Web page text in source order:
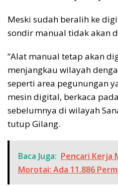
Meski sudah beralih ke
sondir manual tidak akan
“Alat manual tetap akan
menjangkau wilayah
seperti area pegunungan
mesin digital, berkaca
sebelumnya di wilayah
tutup Gilang.
Baca Juga: Pencari Kerja
Morotai: Ada 11.886